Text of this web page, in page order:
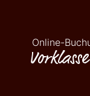
Online-